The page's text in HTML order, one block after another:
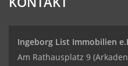
Ingeborg List Immobilien
Am Rathausplatz 9